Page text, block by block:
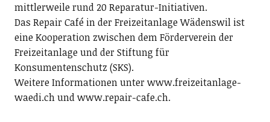
mittlerweile rund 20 Reparatur-Initiativen.
Das Repair Café in der Freizeitanlage Wädenswil ist
eine Kooperation zwischen dem Förderverein der
Freizeitanlage und der Stiftung für
Konsumentenschutz (SKS).
Weitere Informationen unter www.freizeitanlage-
waedi.ch und www.repair-cafe.ch.